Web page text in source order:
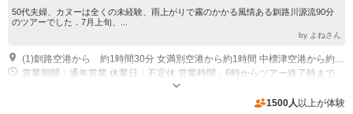
50代夫婦、カヌーは全くの未経験、雨上がりで霧のかかる風情ある釧路川源流90分
のツアーでした．7月上旬、...
by よねさん
(1)釧路空港から 約1時間30分 女満別空港から約1時間 中標津空港から約1時間10分 artemina kussharoko 内
営業期間：通年営業 休業日：不定休 営業時間：6時からツアー終了時まで
1500人 以上が体験